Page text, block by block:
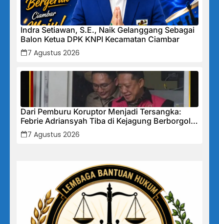
Indra Setiawan, S.E., Naik Gelanggang Sebagai
Balon Ketua DPK KNPI Kecamatan Ciambar
7 Agustus 2026
Dari Pemburu Koruptor Menjadi Tersangka:
Febrie Adriansyah Tiba di Kejagung Berborgol,
Bawa Map Biru dan Senyum Penuh Teka-teki
7 Agustus 2026